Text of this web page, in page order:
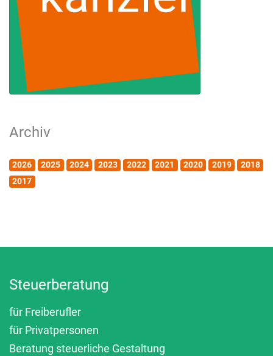
Archiv
2026 2025 2024 2023 2022 2021 2020 2019
2018
2017
Steuerberatung
für Freiberufler
für Privatpersonen
Beratung steuerliche Gestaltung